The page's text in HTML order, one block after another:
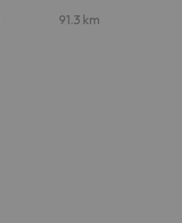
91.3 km